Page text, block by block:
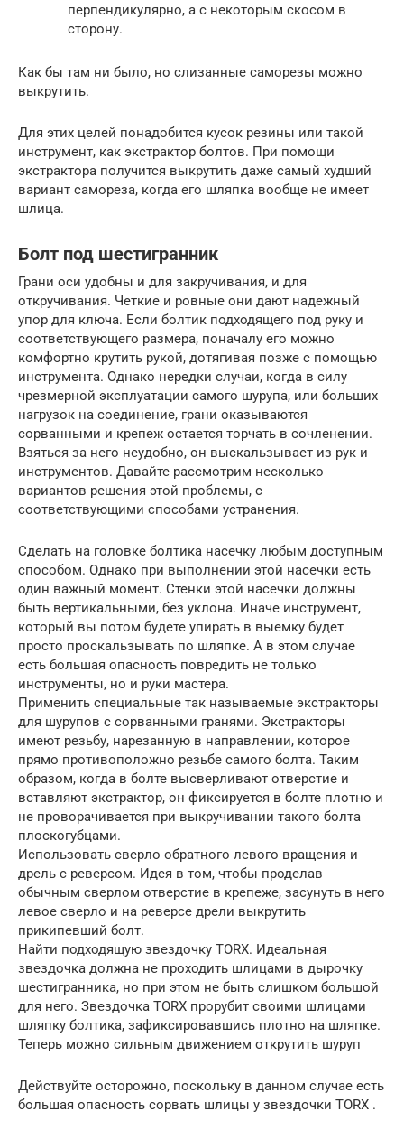
перпендикулярно, а с некоторым скосом в
сторону.
Как бы там ни было, но слизанные саморезы можно
выкрутить.
Для этих целей понадобится кусок резины или такой
инструмент, как экстрактор болтов. При помощи
экстрактора получится выкрутить даже самый худший
вариант самореза, когда его шляпка вообще не имеет
шлица.
Болт под шестигранник
Грани оси удобны и для закручивания, и для
откручивания. Четкие и ровные они дают надежный
упор для ключа. Если болтик подходящего под руку и
соответствующего размера, поначалу его можно
комфортно крутить рукой, дотягивая позже с помощью
инструмента. Однако нередки случаи, когда в силу
чрезмерной эксплуатации самого шурупа, или больших
нагрузок на соединение, грани оказываются
сорванными и крепеж остается торчать в сочленении.
Взяться за него неудобно, он выскальзывает из рук и
инструментов. Давайте рассмотрим несколько
вариантов решения этой проблемы, с
соответствующими способами устранения.
Сделать на головке болтика насечку любым доступным
способом. Однако при выполнении этой насечки есть
один важный момент. Стенки этой насечки должны
быть вертикальными, без уклона. Иначе инструмент,
который вы потом будете упирать в выемку будет
просто проскальзывать по шляпке. А в этом случае
есть большая опасность повредить не только
инструменты, но и руки мастера.
Применить специальные так называемые экстракторы
для шурупов с сорванными гранями. Экстракторы
имеют резьбу, нарезанную в направлении, которое
прямо противоположно резьбе самого болта. Таким
образом, когда в болте высверливают отверстие и
вставляют экстрактор, он фиксируется в болте плотно и
не проворачивается при выкручивании такого болта
плоскогубцами.
Использовать сверло обратного левого вращения и
дрель с реверсом. Идея в том, чтобы проделав
обычным сверлом отверстие в крепеже, засунуть в него
левое сверло и на реверсе дрели выкрутить
прикипевший болт.
Найти подходящую звездочку TORX. Идеальная
звездочка должна не проходить шлицами в дырочку
шестигранника, но при этом не быть слишком большой
для него. Звездочка TORX прорубит своими шлицами
шляпку болтика, зафиксировавшись плотно на шляпке.
Теперь можно сильным движением открутить шуруп
Действуйте осторожно, поскольку в данном случае есть
большая опасность сорвать шлицы у звездочки TORX .